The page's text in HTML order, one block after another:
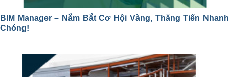
BIM Manager – Nắm Bắt Cơ Hội Vàng, Thăng Tiến Nhanh
Chóng!